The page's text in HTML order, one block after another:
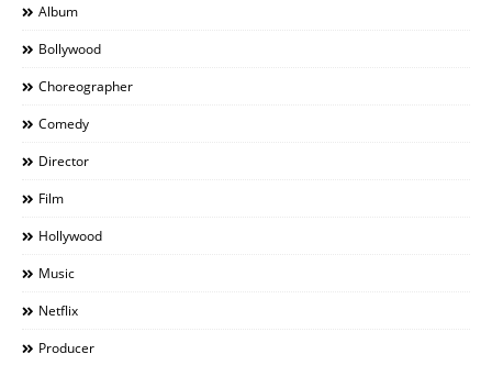
Album
Bollywood
Choreographer
Comedy
Director
Film
Hollywood
Music
Netflix
Producer